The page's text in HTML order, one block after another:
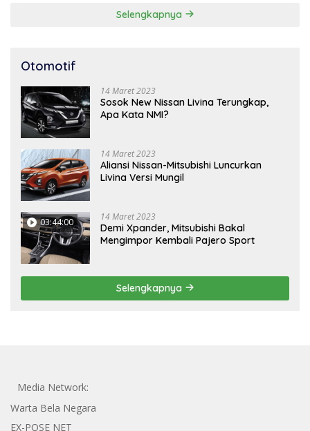
Selengkapnya
Otomotif
14 Maret 2023
Sosok New Nissan Livina Terungkap,
Apa Kata NMI?
14 Maret 2023
Aliansi Nissan-Mitsubishi Luncurkan
Livina Versi Mungil
03:44:00 14 Maret 2023
Demi Xpander, Mitsubishi Bakal
Mengimpor Kembali Pajero Sport
Selengkapnya
Media Network:
Warta Bela Negara
EX-POSE NET